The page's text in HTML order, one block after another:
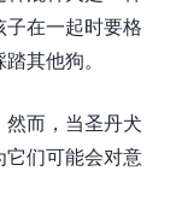
在一起时要格
其他狗。
而，当圣丹犬
们可能会对意